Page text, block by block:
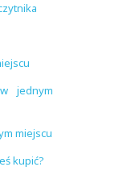
jednym
miejscu
kupić?